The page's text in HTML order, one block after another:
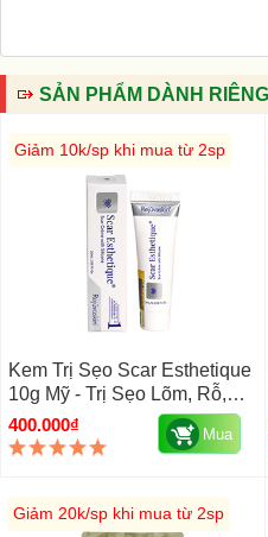
SẢN PHẨM DÀNH
Giảm 10k/sp khi mua từ 2sp
Kem Trị Sẹo Scar Esthetique
10g Mỹ - Trị Sẹo Lõm, Rỗ,
Thâm
400.000₫ Mua
Giảm 20k/sp khi mua từ 2sp